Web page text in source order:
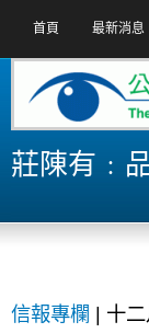
首頁 最新消息
莊陳有﹕
信報專欄 | 十